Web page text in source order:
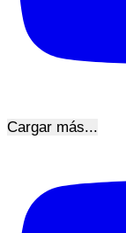
Cargar más...